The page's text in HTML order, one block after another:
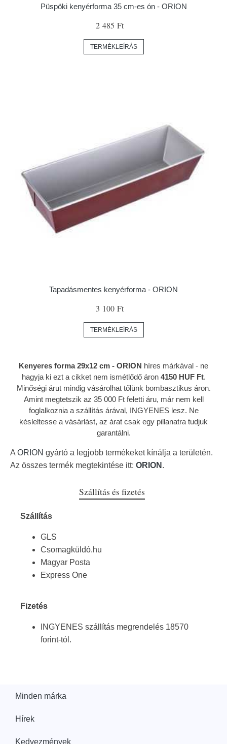
Püspöki kenyérforma 35 cm-es ón - ORION
2 485 Ft
TERMÉKLEÍRÁS
Tapadásmentes kenyérforma - ORION
3 100 Ft
TERMÉKLEÍRÁS
Kenyeres forma 29x12 cm - ORION híres márkával - ne
hagyja ki ezt a cikket nem ismétlődő áron 4150 HUF Ft.
Minőségi árut mindig vásárolhat tőlünk bombasztikus áron.
Amint megtetszik az 35 000 Ft feletti áru, már nem kell
foglalkoznia a szállítás árával, INGYENES lesz. Ne
késleltesse a vásárlást, az árat csak egy pillanatra tudjuk
garantálni.
A ORION gyártó a legjobb termékeket kínálja a területén.
Az összes termék megtekintése itt: ORION .
Szállítás és fizetés
Szállítás
GLS
Csomagküldó.hu
Magyar Posta
Express One
Fizetés
INGYENES szállítás megrendelés 18570
forint-tól.
Minden márka
Hírek
Kedvezmények